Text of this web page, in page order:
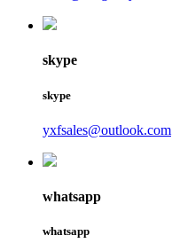
skype
skype
yxfsales@outlook.com
whatsapp
whatsapp